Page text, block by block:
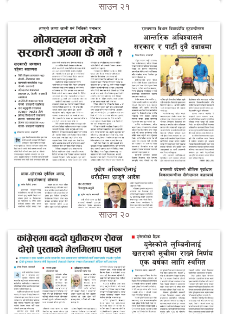
साउन २१
साउन २०